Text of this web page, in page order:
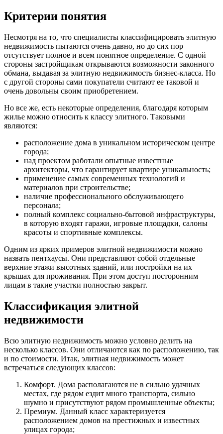
Критерии понятия
Несмотря на то, что специалисты классифицировать элитную
недвижимость пытаются очень давно, но до сих пор
отсутствует полное и всем понятное определение. С одной
стороны застройщикам открываются возможности законного
обмана, выдавая за элитную недвижимость бизнес-класса. Но
с другой стороны сами покупатели считают ее таковой и
очень довольны своим приобретением.
Но все же, есть некоторые определения, благодаря которым
жилье можно относить к классу элитного. Таковыми
являются:
расположение дома в уникальном историческом центре
города;
над проектом работали опытные известные
архитекторы, что гарантирует квартире уникальность;
применение самых современных технологий и
материалов при строительстве;
наличие профессионального обслуживающего
персонала;
полный комплекс социально-бытовой инфраструктуры,
в которую входят гаражи, игровые площадки, салоны
красоты и спортивные комплексы.
Одним из ярких примеров элитной недвижимости можно
назвать пентхаусы. Они представляют собой отдельные
верхние этажи высотных зданий, или постройки на их
крышах для проживания. При этом доступ посторонним
лицам в такие участки полностью закрыт.
Классификация элитной
недвижимости
Всю элитную недвижимость можно условно делить на
несколько классов. Они отличаются как по расположению, так
и по стоимости. Итак, элитная недвижимость может
встречаться следующих классов:
Комфорт. Дома располагаются не в сильно удачных
местах, где рядом ездит много транспорта, сильно
шумно и присутствуют рядом промышленные объекты;
Премиум. Данный класс характеризуется
расположением домов на престижных и известных
улицах города;